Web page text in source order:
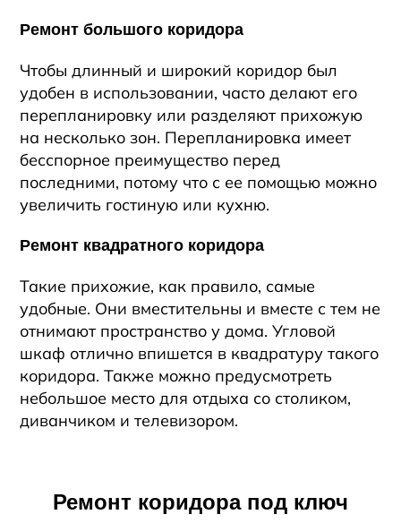
Ремонт большого коридора
Чтобы длинный и широкий коридор был
удобен в использовании, часто делают его
перепланировку или разделяют прихожую
на несколько зон. Перепланировка имеет
бесспорное преимущество перед
последними, потому что с ее помощью можно
увеличить гостиную или кухню.
Ремонт квадратного коридора
Такие прихожие, как правило, самые
удобные. Они вместительны и вместе с тем не
отнимают пространство у дома. Угловой
шкаф отлично впишется в квадратуру такого
коридора. Также можно предусмотреть
небольшое место для отдыха со столиком,
диванчиком и телевизором.
Ремонт коридора под ключ